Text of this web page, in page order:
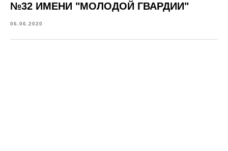
№32 ИМЕНИ "МОЛОДОЙ ГВАРДИИ"
06.06.2020